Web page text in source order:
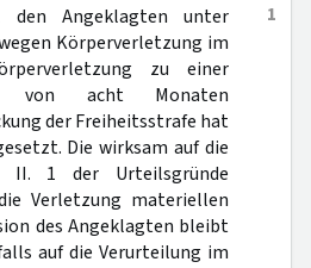
1
den Angeklagten unter
Körperverletzung im
zu einer
von acht Monaten
der Freiheitsstrafe hat
Die wirksam auf die
II. 1 der Urteilsgründe
Verletzung materiellen
des Angeklagten bleibt
auf die Verurteilung im